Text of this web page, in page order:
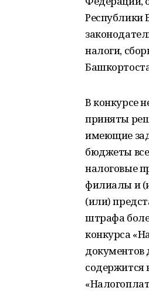
Республики
налоги,
В конкурсе
приняты
имеющие
бюджеты
налоговые
филиалы и
(или)
штрафа
конкурса
документов
содержится